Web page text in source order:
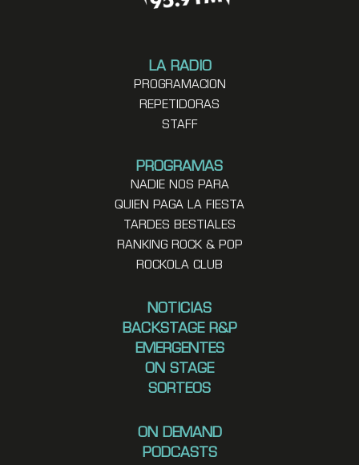
LA RADIO
PROGRAMACION
REPETIDORAS
STAFF
PROGRAMAS
NADIE NOS PARA
QUIEN PAGA LA FIESTA
TARDES BESTIALES
RANKING ROCK & POP
ROCKOLA CLUB
NOTICIAS
BACKSTAGE R&P
EMERGENTES
ON STAGE
SORTEOS
ON DEMAND
PODCASTS